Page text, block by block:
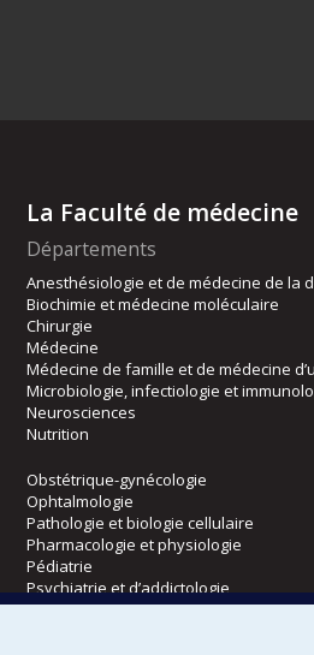
La Faculté de médecine
Départements
Anesthésiologie et de médecine de la
Biochimie et médecine moléculaire
Chirurgie
Médecine
Médecine de famille et de médecine
Microbiologie, infectiologie et
Neurosciences
Nutrition
Obstétrique-gynécologie
Ophtalmologie
Pathologie et biologie cellulaire
Pharmacologie et physiologie
Pédiatrie
Psychiatrie et d’addictologie
Radiologie, radio-oncologie et